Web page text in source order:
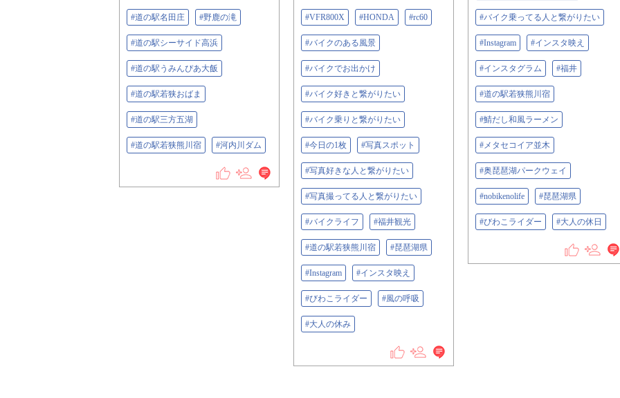
#バイク乗ってる人と繋がりたい
#Instagram #インスタ映え
#インスタグラム #福井
#道の駅若狭熊川宿
#鯖だし和風ラーメン
#メタセコイア並木
#奥琵琶湖パークウェイ
#nobikenolife #琵琶湖県
#びわこライダー #大人の休日
#道の駅名田庄 #野鹿の滝
#道の駅シーサイド高浜
#道の駅うみんぴあ大飯
#道の駅若狭おばま
#道の駅三方五湖
#道の駅若狭熊川宿 #河内川ダム
#VFR800X #HONDA #rc60
#バイクのある風景
#バイクでお出かけ
#バイク好きと繋がりたい
#バイク乗りと繋がりたい
#今日の1枚 #写真スポット
#写真好きな人と繋がりたい
#写真撮ってる人と繋がりたい
#バイクライフ #福井観光
#道の駅若狭熊川宿 #琵琶湖県
#Instagram #インスタ映え
#びわこライダー #風の呼吸
#大人の休み